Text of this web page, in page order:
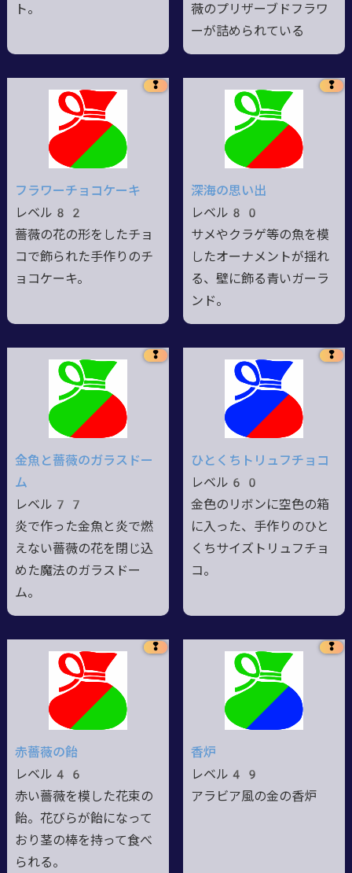
ト。
薇のプリザーブドフラワ
ーが詰められている
❢
フラワーチョコケーキ
レベル82
薔薇の花の形をしたチョ
コで飾られた手作りのチ
ョコケーキ。
❢
深海の思い出
レベル80
サメやクラゲ等の魚を模
したオーナメントが揺れ
る、壁に飾る青いガーラ
ンド。
❢
金魚と薔薇のガラスドー
ム
レベル77
炎で作った金魚と炎で燃
えない薔薇の花を閉じ込
めた魔法のガラスドー
ム。
❢
ひとくちトリュフチョコ
レベル60
金色のリボンに空色の箱
に入った、手作りのひと
くちサイズトリュフチョ
コ。
❢
赤薔薇の飴
レベル46
赤い薔薇を模した花束の
飴。花びらが飴になって
おり茎の棒を持って食べ
られる。
❢
香炉
レベル49
アラビア風の金の香炉